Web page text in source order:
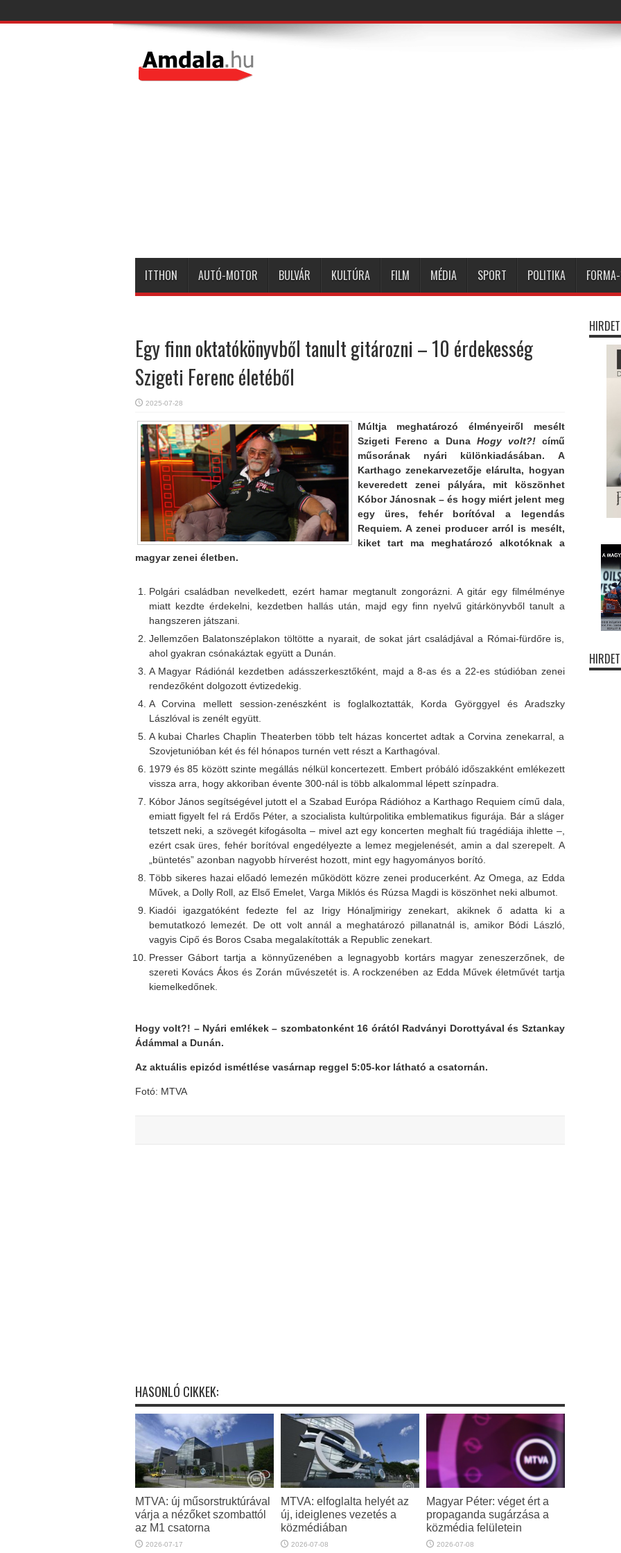
ITTHON AUTÓ-MOTOR BULVÁR KULTÚRA FILM MÉDIA SPORT POLITIKA
Egy finn oktatókönyvből tanult gitározni – 10 érdekesség
Szigeti Ferenc életéből
2025-07-28
Múltja meghatározó élményeiről mesélt
Szigeti Ferenc a Duna Hogy volt?! című
műsorának nyári különkiadásában. A
Karthago zenekarvezetője elárulta, hogyan
keveredett zenei pályára, mit köszönhet
Kóbor Jánosnak – és hogy miért jelent meg
egy üres, fehér borítóval a legendás
Requiem. A zenei producer arról is mesélt,
kiket tart ma meghatározó alkotóknak a
magyar zenei életben.
Polgári családban nevelkedett, ezért hamar megtanult zongorázni. A gitár egy filmélménye
miatt kezdte érdekelni, kezdetben hallás után, majd egy finn nyelvű gitárkönyvből tanult a
hangszeren játszani.
Jellemzően Balatonszéplakon töltötte a nyarait, de sokat járt családjával a Római-fürdőre is,
ahol gyakran csónakáztak együtt a Dunán.
A Magyar Rádiónál kezdetben adásszerkesztőként, majd a 8-as és a 22-es stúdióban zenei
rendezőként dolgozott évtizedekig.
A Corvina mellett session-zenészként is foglalkoztatták, Korda Györggyel és Aradszky
Lászlóval is zenélt együtt.
A kubai Charles Chaplin Theaterben több telt házas koncertet adtak a Corvina zenekarral, a
Szovjetunióban két és fél hónapos turnén vett részt a Karthagóval.
1979 és 85 között szinte megállás nélkül koncertezett. Embert próbáló időszakként emlékezett
vissza arra, hogy akkoriban évente 300-nál is több alkalommal lépett színpadra.
Kóbor János segítségével jutott el a Szabad Európa Rádióhoz a Karthago Requiem című dala,
emiatt figyelt fel rá Erdős Péter, a szocialista kultúrpolitika emblematikus figurája. Bár a sláger
tetszett neki, a szövegét kifogásolta – mivel azt egy koncerten meghalt fiú tragédiája ihlette –,
ezért csak üres, fehér borítóval engedélyezte a lemez megjelenését, amin a dal szerepelt. A
„büntetés” azonban nagyobb hírverést hozott, mint egy hagyományos borító.
Több sikeres hazai előadó lemezén működött közre zenei producerként. Az Omega, az Edda
Művek, a Dolly Roll, az Első Emelet, Varga Miklós és Rúzsa Magdi is köszönhet neki albumot.
Kiadói igazgatóként fedezte fel az Irigy Hónaljmirigy zenekart, akiknek ő adatta ki a
bemutatkozó lemezét. De ott volt annál a meghatározó pillanatnál is, amikor Bódi László,
vagyis Cipő és Boros Csaba megalakították a Republic zenekart.
Presser Gábort tartja a könnyűzenében a legnagyobb kortárs magyar zeneszerzőnek, de
szereti Kovács Ákos és Zorán művészetét is. A rockzenében az Edda Művek életművét tartja
kiemelkedőnek.
Hogy volt?! – Nyári emlékek – szombatonként 16 órától Radványi Dorottyával és Sztankay
Ádámmal a Dunán.
Az aktuális epizód ismétlése vasárnap reggel 5:05-kor látható a csatornán.
Fotó: MTVA
HASONLÓ CIKKEK:
MTVA: új műsorstruktúrával
várja a nézőket szombattól
az M1 csatorna
2026-07-17
MTVA: elfoglalta helyét az
új, ideiglenes vezetés a
közmédiában
2026-07-08
Magyar Péter: véget ért a
propaganda sugárzása a
közmédia felületein
2026-07-08